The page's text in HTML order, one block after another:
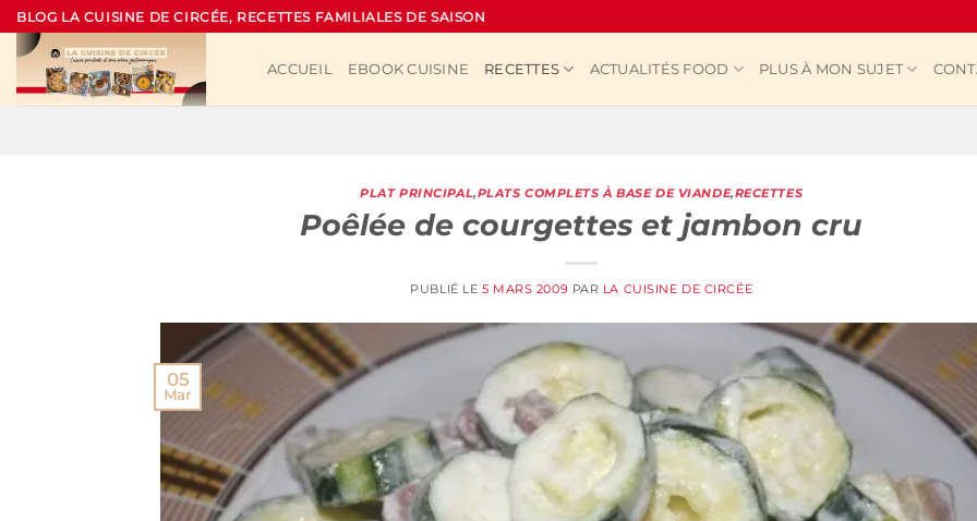
Passer
au
contenu
BLOG LA CUISINE DE CIRCÉE, RECETTES FAMILIALES DE SAISON
ACCUEIL EBOOK CUISINE RECETTES ACTUALITÉS FOOD PLUS À MON SUJET
PLAT PRINCIPAL,PLATS COMPLETS À BASE DE VIANDE,RECETTES
Poêlée de courgettes et jambon cru
PUBLIÉ LE 5 MARS 2009 PAR LA CUISINE DE CIRCÉE
05
Mar